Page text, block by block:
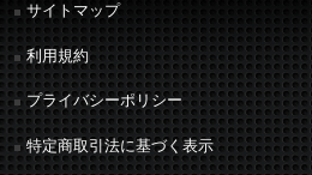
サイトマップ
利用規約
プライバシーポリシー
特定商取引法に基づく表示